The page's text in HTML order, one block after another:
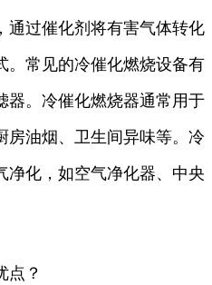
通过催化剂将有害气体转化
。常见的冷催化燃烧设备有
器。冷催化燃烧器通常用于
房油烟、卫生间异味等。冷
净化，如空气净化器、中央
点？